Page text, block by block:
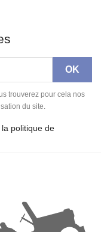
trouverez pour cela nos
du site.
la politique de